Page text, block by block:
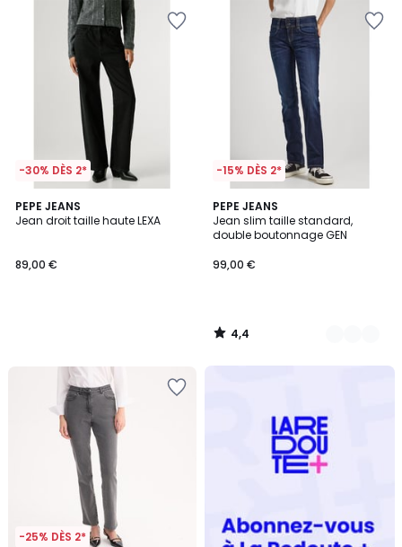
-30% DÈS 2*
PEPE JEANS
Jean droit taille haute LEXA
89,00 €
-15% DÈS 2*
PEPE JEANS
Jean slim taille standard,
double boutonnage GEN
99,00 €
4,4
/ 5
2
Couleurs
4,4
/
-25% DÈS 2*